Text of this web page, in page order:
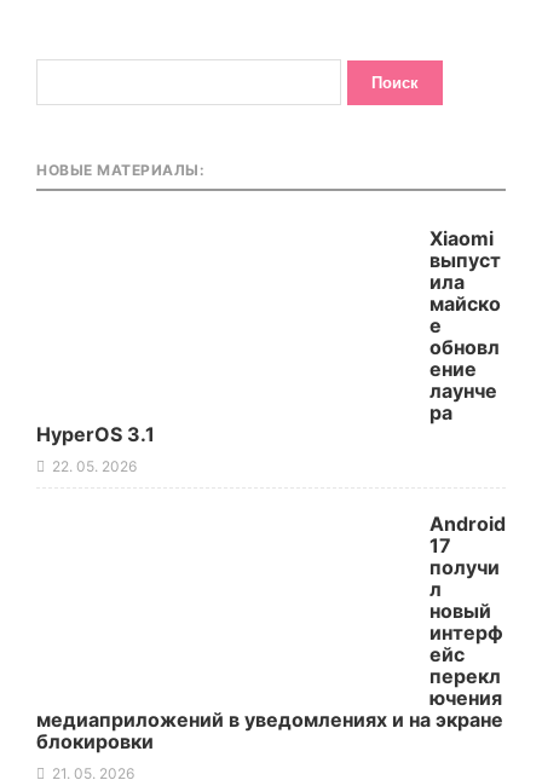
НОВЫЕ МАТЕРИАЛЫ:
Xiaomi
выпуст
ила
майско
е
обновл
ение
лаунче
ра
HyperOS 3.1
22. 05. 2026
Android
17
получи
л
новый
интерф
ейс
перекл
ючения
медиаприложений в уведомлениях и на экране
блокировки
21. 05. 2026